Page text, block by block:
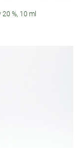
%, 10 ml